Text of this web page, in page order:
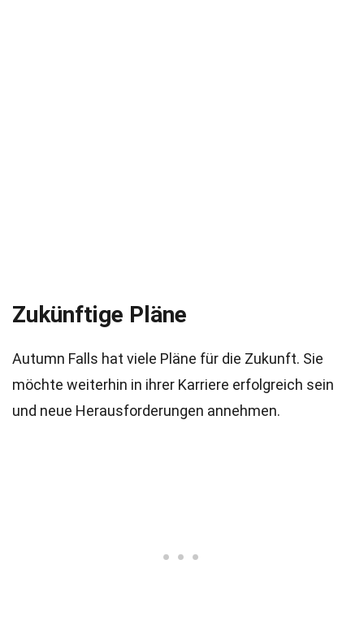
Zukünftige Pläne
Autumn Falls hat viele Pläne für die Zukunft. Sie
möchte weiterhin in ihrer Karriere erfolgreich sein
und neue Herausforderungen annehmen.